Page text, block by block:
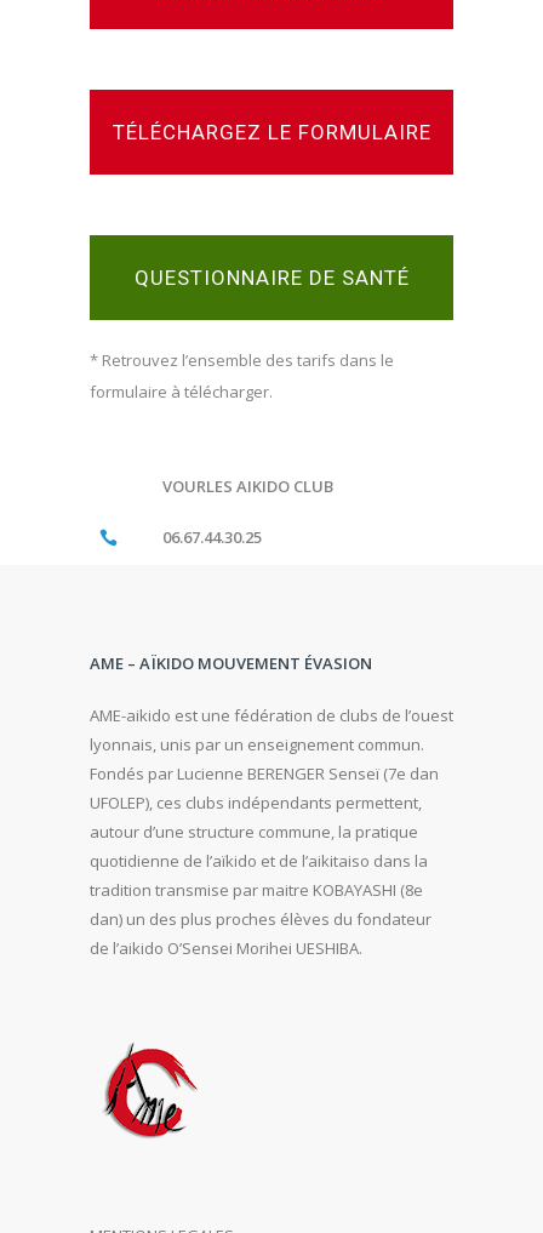
TÉLÉCHARGEZ LE FORMULAIRE
QUESTIONNAIRE DE SANTÉ
* Retrouvez l’ensemble des tarifs dans le
formulaire à télécharger.
VOURLES AIKIDO CLUB
06.67.44.30.25
AME – AÏKIDO MOUVEMENT ÉVASION
AME-aikido est une fédération de clubs de l’ouest
lyonnais, unis par un enseignement commun.
Fondés par Lucienne BERENGER Senseï (7e dan
UFOLEP), ces clubs indépendants permettent,
autour d’une structure commune, la pratique
quotidienne de l’aïkido et de l’aikitaiso dans la
tradition transmise par maitre KOBAYASHI (8e
dan) un des plus proches élèves du fondateur
de l’aikido O’Sensei Morihei UESHIBA.